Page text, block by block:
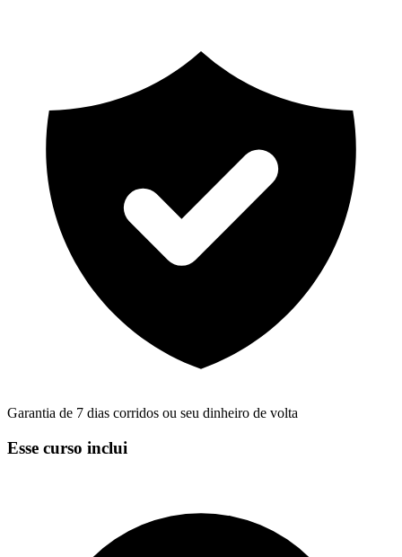
Garantia de 7 dias corridos ou seu dinheiro de volta
Esse curso inclui